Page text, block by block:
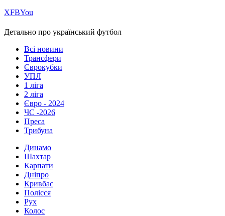
ХFBYou
Детально про український футбол
Всі новини
Трансфери
Єврокубки
УПЛ
1 ліга
2 ліга
Євро - 2024
ЧС -2026
Преса
Трибуна
Динамо
Шахтар
Карпати
Дніпро
Кривбас
Полісся
Рух
Колос